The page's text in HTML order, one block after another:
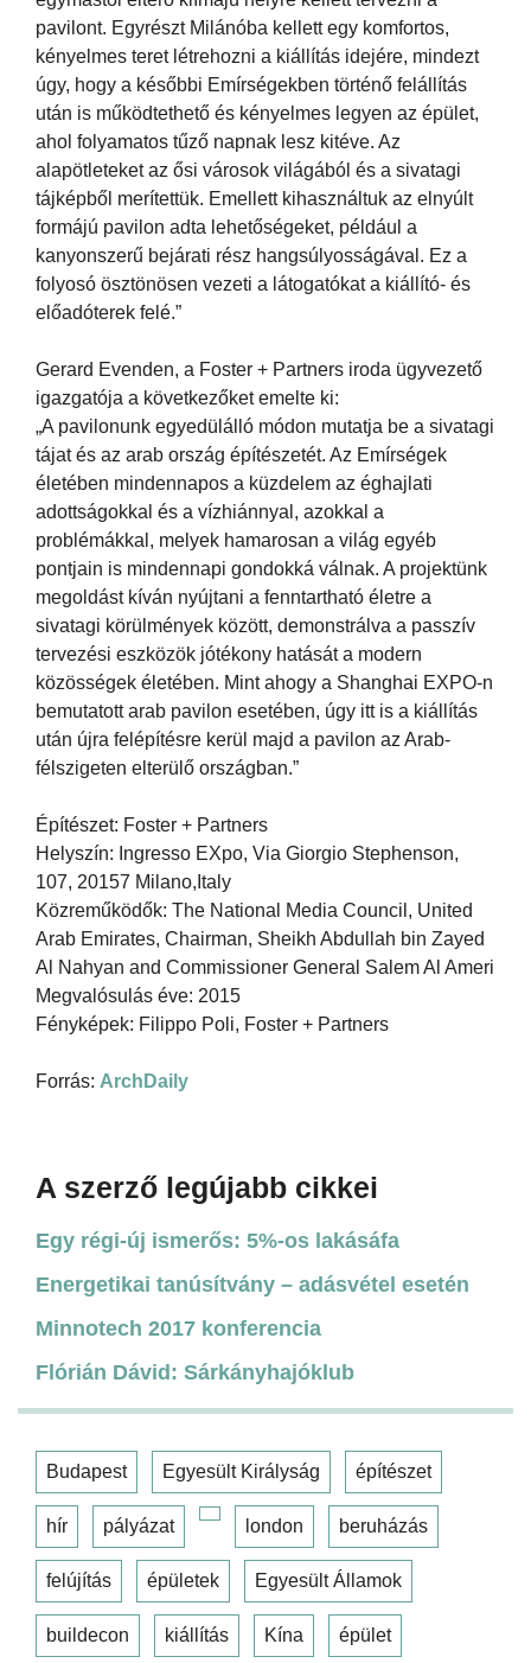
pavilont. Egyrészt Milánóba kellett egy komfortos,
kényelmes teret létrehozni a kiállítás idejére, mindezt
úgy, hogy a későbbi Emírségekben történő felállítás
után is működtethető és kényelmes legyen az épület,
ahol folyamatos tűző napnak lesz kitéve. Az
alapötleteket az ősi városok világából és a sivatagi
tájképből merítettük. Emellett kihasználtuk az elnyúlt
formájú pavilon adta lehetőségeket, például a
kanyonszerű bejárati rész hangsúlyosságával. Ez a
folyosó ösztönösen vezeti a látogatókat a kiállító- és
előadóterek felé.”
Gerard Evenden, a Foster + Partners iroda ügyvezető
igazgatója a következőket emelte ki:
„A pavilonunk egyedülálló módon mutatja be a sivatagi
tájat és az arab ország építészetét. Az Emírségek
életében mindennapos a küzdelem az éghajlati
adottságokkal és a vízhiánnyal, azokkal a
problémákkal, melyek hamarosan a világ egyéb
pontjain is mindennapi gondokká válnak. A projektünk
megoldást kíván nyújtani a fenntartható életre a
sivatagi körülmények között, demonstrálva a passzív
tervezési eszközök jótékony hatását a modern
közösségek életében. Mint ahogy a Shanghai EXPO-n
bemutatott arab pavilon esetében, úgy itt is a kiállítás
után újra felépítésre kerül majd a pavilon az Arab-
félszigeten elterülő országban.”
Építészet: Foster + Partners
Helyszín: Ingresso EXpo, Via Giorgio Stephenson,
107, 20157 Milano,Italy
Közreműködők: The National Media Council, United
Arab Emirates, Chairman, Sheikh Abdullah bin Zayed
Al Nahyan and Commissioner General Salem Al Ameri
Megvalósulás éve: 2015
Fényképek: Filippo Poli, Foster + Partners
Forrás: ArchDaily
A szerző legújabb cikkei
Egy régi-új ismerős: 5%-os lakásáfa
Energetikai tanúsítvány – adásvétel esetén
Minnotech 2017 konferencia
Flórián Dávid: Sárkányhajóklub
Budapest Egyesült Királyság építészet
hír pályázat london beruházás
felújítás épületek Egyesült Államok
buildecon kiállítás Kína épület